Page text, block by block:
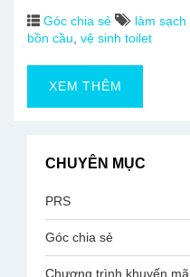
Góc chia sẻ
làm sạch
bồn cầu vệ sinh toilet
XEM THÊM
CHUYÊN MỤC
PRS
Góc chia sẻ
Chương trình khuyến